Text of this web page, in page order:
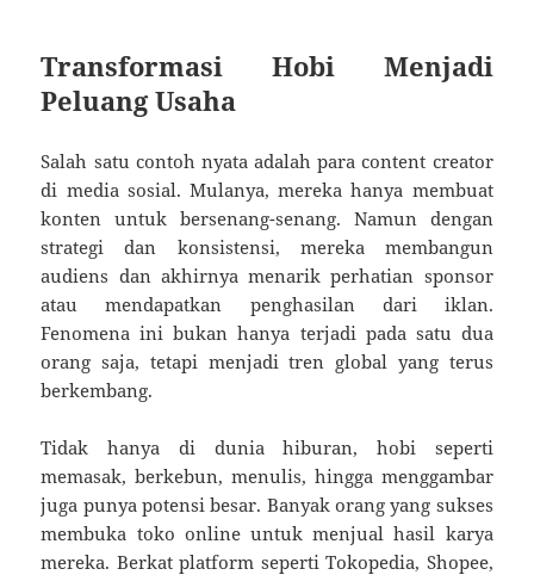
Transformasi Hobi Menjadi
Peluang Usaha
Salah satu contoh nyata adalah para content creator
di media sosial. Mulanya, mereka hanya membuat
konten untuk bersenang-senang. Namun dengan
strategi dan konsistensi, mereka membangun
audiens dan akhirnya menarik perhatian sponsor
atau mendapatkan penghasilan dari iklan.
Fenomena ini bukan hanya terjadi pada satu dua
orang saja, tetapi menjadi tren global yang terus
berkembang.
Tidak hanya di dunia hiburan, hobi seperti
memasak, berkebun, menulis, hingga menggambar
juga punya potensi besar. Banyak orang yang sukses
membuka toko online untuk menjual hasil karya
mereka. Berkat platform seperti Tokopedia, Shopee,